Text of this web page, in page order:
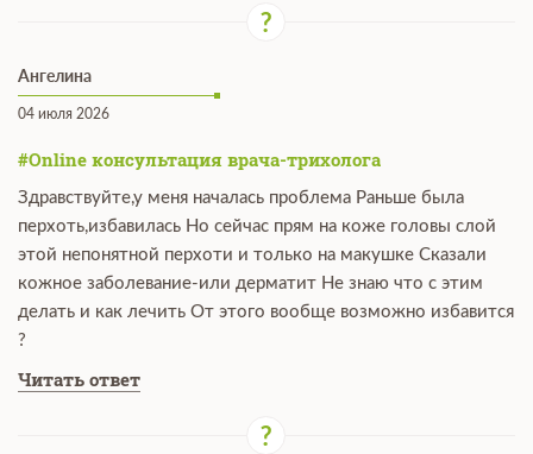
Ангелина
04 июля 2026
#Online консультация врача-трихолога
Здравствуйте,у меня началась проблема Раньше была
перхоть,избавилась Но сейчас прям на коже головы слой
этой непонятной перхоти и только на макушке Сказали
кожное заболевание-или дерматит Не знаю что с этим
делать и как лечить От этого вообще возможно избавится
?
Читать ответ